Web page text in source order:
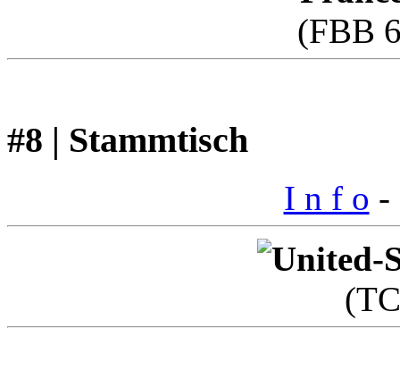
(FBB
#8 | Stammtisch
I n f o -